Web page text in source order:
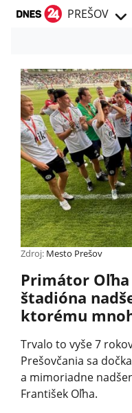
PREŠOV
Zdroj: Mesto Prešov
Primátor
štadióna
ktorému
Trvalo to vyše 7
Prešovčania sa
a mimoriadne
František Oľha.